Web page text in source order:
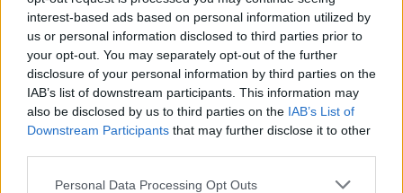
interest-based ads based on personal information utilized by
us or personal information disclosed to third parties prior to
your opt-out. You may separately opt-out of the further
disclosure of your personal information by third parties on the
IAB’s list of downstream participants. This information may
also be disclosed by us to third parties on the IAB’s List of
Downstream Participants that may further disclose it to other
Please note that this website/app uses one or more Google
Personal Data Processing Opt Outs
MEDIO AMBIENTE